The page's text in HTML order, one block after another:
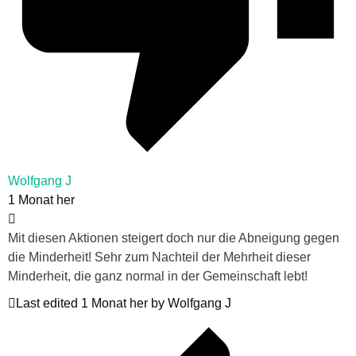
Wolfgang J
1 Monat her
Mit diesen Aktionen steigert doch nur die Abneigung gegen
die Minderheit! Sehr zum Nachteil der Mehrheit dieser
Minderheit, die ganz normal in der Gemeinschaft lebt!
Last edited 1 Monat her by Wolfgang J